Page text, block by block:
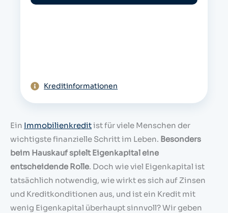
Kreditinformationen
Ein Immobilienkreditist für viele Menschen der
wichtigste finanzielle Schritt im Leben. Besonders
beim Hauskauf spielt Eigenkapital eine
entscheidende Rolle. Doch wie viel Eigenkapital ist
tatsächlich notwendig, wie wirkt es sich auf Zinsen
und Kreditkonditionen aus, und ist ein Kredit mit
wenig Eigenkapital überhaupt sinnvoll? Wir geben